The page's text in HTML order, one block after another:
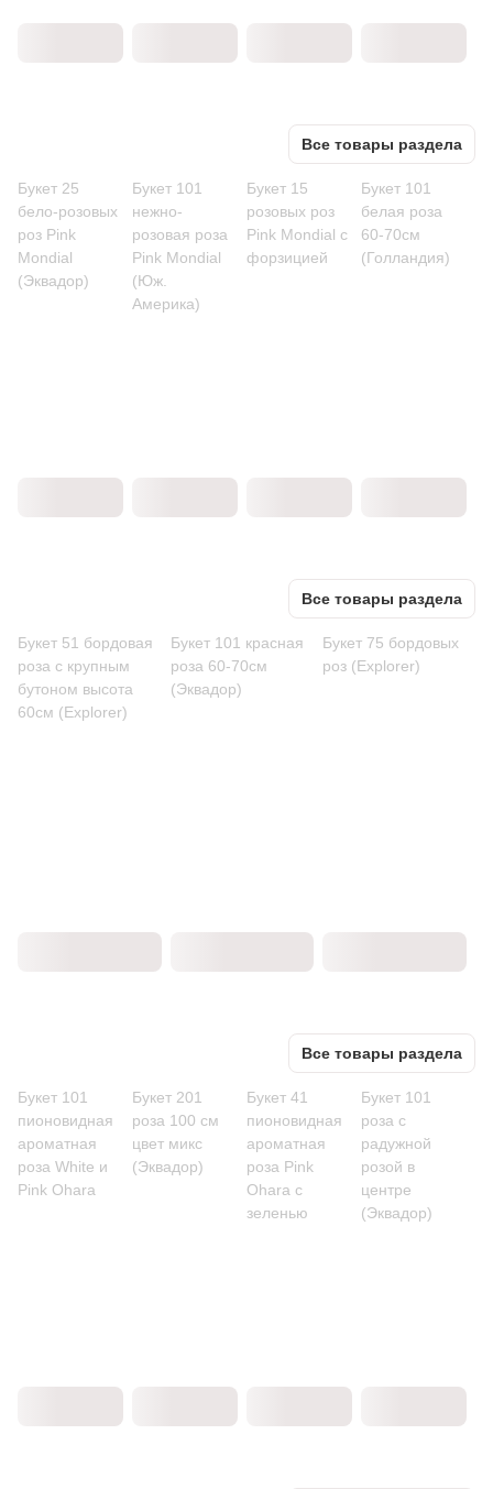
Все товары раздела
Букет 25
бело-розовых
роз Pink
Mondial
(Эквадор)
Букет 101
нежно-
розовая роза
Pink Mondial
(Юж.
Америка)
Букет 15
розовых роз
Pink Mondial с
форзицией
Букет 101
белая роза
60-70см
(Голландия)
Все товары раздела
Букет 51 бордовая
роза с крупным
бутоном высота
60см (Explorer)
Букет 101 красная
роза 60-70см
(Эквадор)
Букет 75 бордовых
роз (Explorer)
Все товары раздела
Букет 101
пионовидная
ароматная
роза White и
Pink Ohara
Букет 201
роза 100 см
цвет микс
(Эквадор)
Букет 41
пионовидная
ароматная
роза Pink
Ohara с
зеленью
Букет 101
роза с
радужной
розой в
центре
(Эквадор)